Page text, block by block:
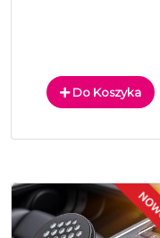
Do Koszyka